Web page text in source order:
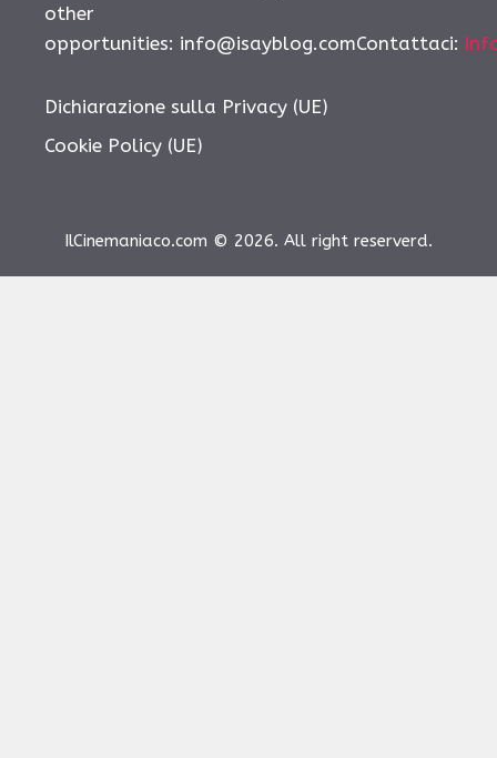
other
opportunities: info@isayblog.comContattaci:
Dichiarazione sulla Privacy (UE)
Cookie Policy (UE)
IlCinemaniaco.com © 2026. All right reserverd.